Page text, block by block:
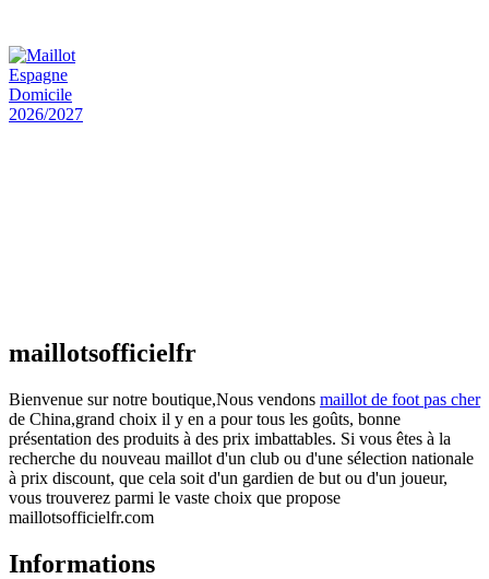
maillotsofficielfr
Bienvenue sur notre boutique,Nous vendons maillot de foot pas cher
de China,grand choix il y en a pour tous les goûts, bonne
présentation des produits à des prix imbattables. Si vous êtes à la
recherche du nouveau maillot d'un club ou d'une sélection nationale
à prix discount, que cela soit d'un gardien de but ou d'un joueur,
vous trouverez parmi le vaste choix que propose
maillotsofficielfr.com
Informations